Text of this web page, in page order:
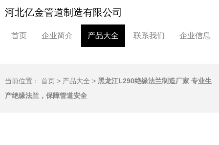
河北亿金管道制造有限公司
首页 企业简介 产品大全 联系我们 企业信息
当前位置： 首页 > 产品大全 > 黑龙江L290绝缘法兰制造厂家 专业生
产绝缘法兰，保障管道安全